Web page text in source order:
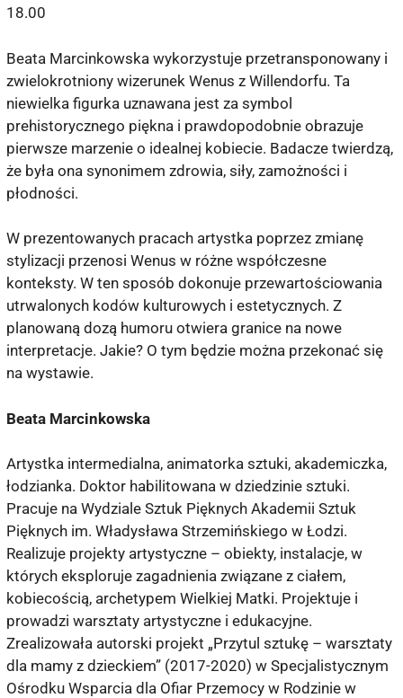
18.00
Beata Marcinkowska wykorzystuje przetransponowany i
zwielokrotniony wizerunek Wenus z Willendorfu. Ta
niewielka figurka uznawana jest za symbol
prehistorycznego piękna i prawdopodobnie obrazuje
pierwsze marzenie o idealnej kobiecie. Badacze twierdzą,
że była ona synonimem zdrowia, siły, zamożności i
płodności.
W prezentowanych pracach artystka poprzez zmianę
stylizacji przenosi Wenus w różne współczesne
konteksty. W ten sposób dokonuje przewartościowania
utrwalonych kodów kulturowych i estetycznych. Z
planowaną dozą humoru otwiera granice na nowe
interpretacje. Jakie? O tym będzie można przekonać się
na wystawie.
Beata Marcinkowska
Artystka intermedialna, animatorka sztuki, akademiczka,
łodzianka. Doktor habilitowana w dziedzinie sztuki.
Pracuje na Wydziale Sztuk Pięknych Akademii Sztuk
Pięknych im. Władysława Strzemińskiego w Łodzi.
Realizuje projekty artystyczne – obiekty, instalacje, w
których eksploruje zagadnienia związane z ciałem,
kobiecością, archetypem Wielkiej Matki. Projektuje i
prowadzi warsztaty artystyczne i edukacyjne.
Zrealizowała autorski projekt „Przytul sztukę – warsztaty
dla mamy z dzieckiem” (2017-2020) w Specjalistycznym
Ośrodku Wsparcia dla Ofiar Przemocy w Rodzinie w